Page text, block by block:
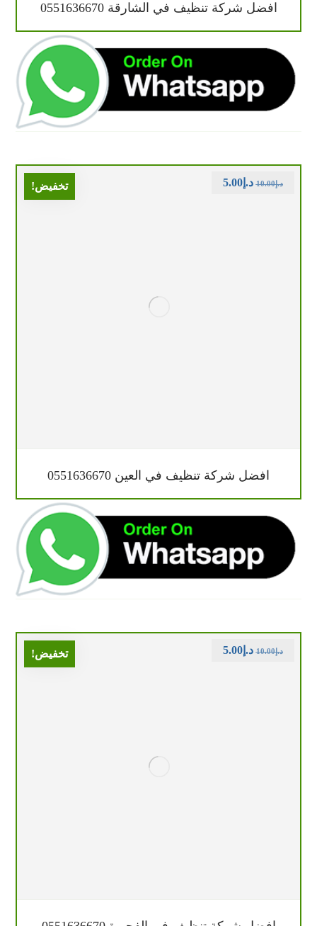
افضل شركة تنظيف في الشارقة 0551636670
تخفيض!
افضل شركة تنظيف في العين 0551636670
د.إ10.00 د.إ5.00
تخفيض! د.إ10.00 د.إ5.00